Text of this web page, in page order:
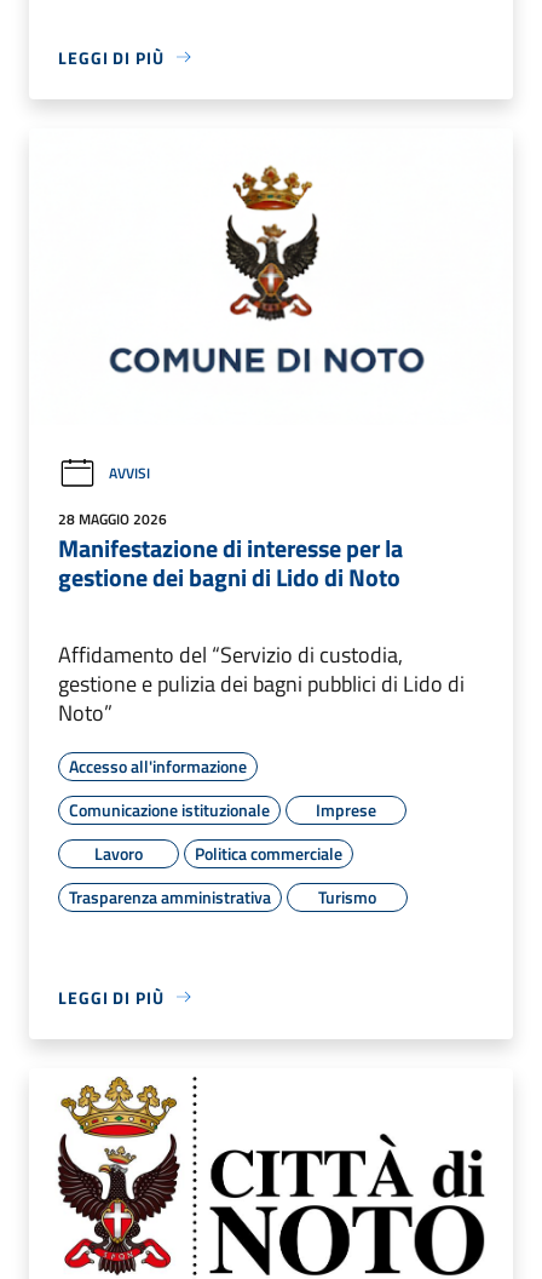
LEGGI DI PIÙ
AVVISI
28 MAGGIO 2026
Manifestazione di interesse per la
gestione dei bagni di Lido di Noto
Affidamento del “Servizio di custodia,
gestione e pulizia dei bagni pubblici di Lido di
Noto”
Accesso all'informazione
Comunicazione istituzionale
Imprese
Lavoro
Politica commerciale
Trasparenza amministrativa
Turismo
LEGGI DI PIÙ